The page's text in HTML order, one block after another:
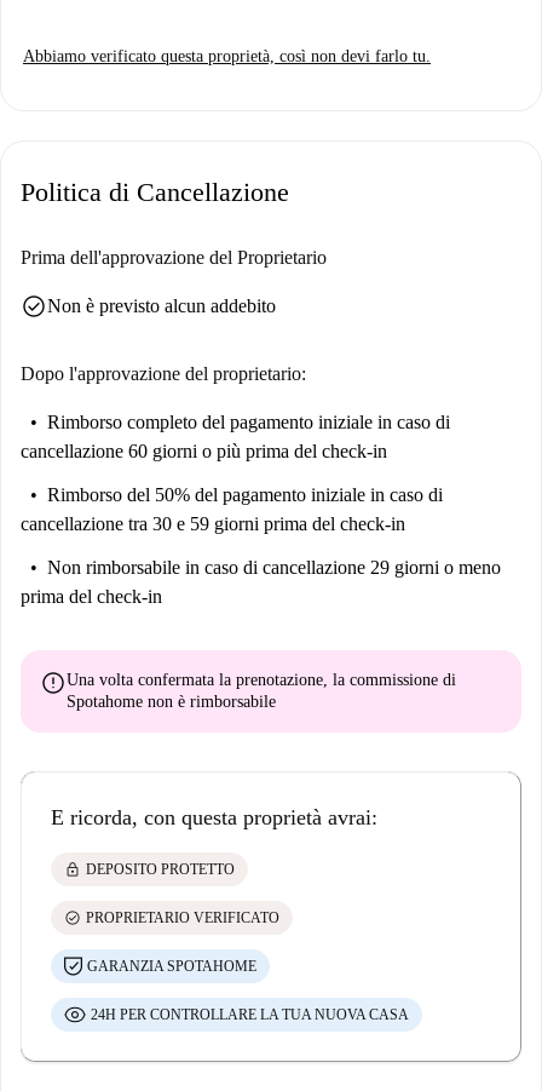
Abbiamo verificato questa proprietà, così non devi farlo tu.
Politica di Cancellazione
Prima dell'approvazione del Proprietario
check_circleNon è previsto alcun addebito
Dopo l'approvazione del proprietario:
Rimborso completo del pagamento iniziale in caso di
cancellazione 60 giorni o più prima del check-in
Rimborso del 50% del pagamento iniziale in caso di
cancellazione tra 30 e 59 giorni prima del check-in
Non rimborsabile in caso di cancellazione 29 giorni o meno
prima del check-in
errorUna volta confermata la prenotazione, la commissione di
Spotahome non è rimborsabile
E ricorda, con questa proprietà avrai:
lock DEPOSITO PROTETTO
check_circle PROPRIETARIO VERIFICATO
GARANZIA SPOTAHOME
24H PER CONTROLLARE LA TUA NUOVA CASA